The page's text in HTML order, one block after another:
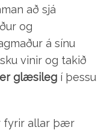
að sjá
og
á sínu
vinir og takið
glæsilegí þessu
fyrir allar þær